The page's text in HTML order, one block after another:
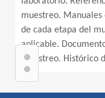
muestreo. Manuales
de cada etapa del
aplicable.
muestreo. Histórico